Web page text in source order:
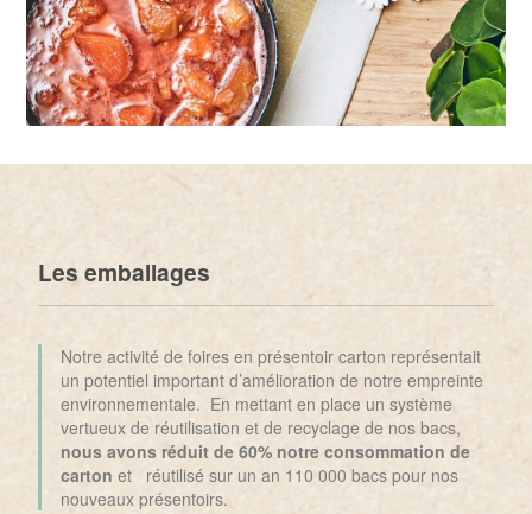
Les emballages
Notre activité de foires en présentoir carton représentait
un potentiel important d’amélioration de notre empreinte
environnementale. En mettant en place un système
vertueux de réutilisation et de recyclage de nos bacs,
nous avons réduit de 60% notre consommation de
carton et réutilisé sur un an 110 000 bacs pour nos
nouveaux présentoirs.